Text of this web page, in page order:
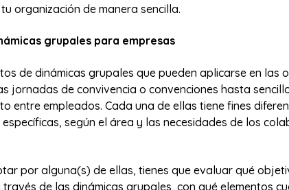
organización de manera sencilla.
grupales para empresas
de dinámicas grupales que pueden aplicarse en las
jornadas de convivencia o convenciones hasta
entre empleados. Cada una de ellas tiene fines
según el área y las necesidades de los
por alguna(s) de ellas, tienes que evaluar qué
través de las dinámicas grupales, con qué elementos